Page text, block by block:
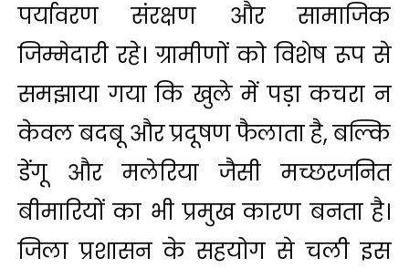
पर्यावरण संरक्षण और सामाजिक
जिम्मेदारी रहे। ग्रामीणों को विशेष रूप से
समझाया गया कि खुले में पड़ा कचरा न
केवल बदबू और प्रदूषण फैलाता है, बल्कि
डेंगू और मलेरिया जैसी मच्छरजनित
बीमारियों का भी प्रमुख कारण बनता है।
जिला प्रशासन के सहयोग से चली इस